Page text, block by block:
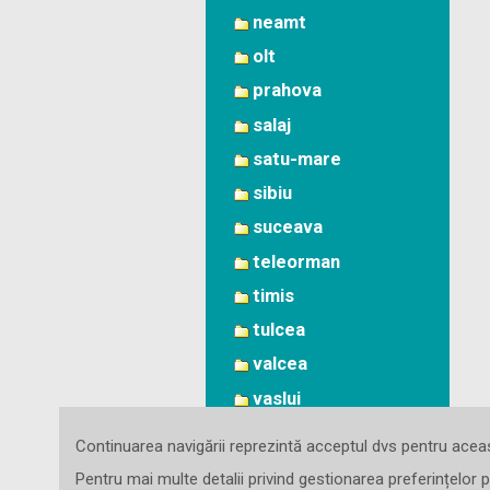
neamt
olt
prahova
salaj
satu-mare
sibiu
suceava
teleorman
timis
tulcea
valcea
vaslui
Continuarea navigării reprezintă acceptul dvs pentru
Pentru mai multe detalii privind gestionarea preferințelor